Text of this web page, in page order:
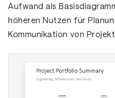
Aufwand als
höheren Nutzen für
Kommunikation von